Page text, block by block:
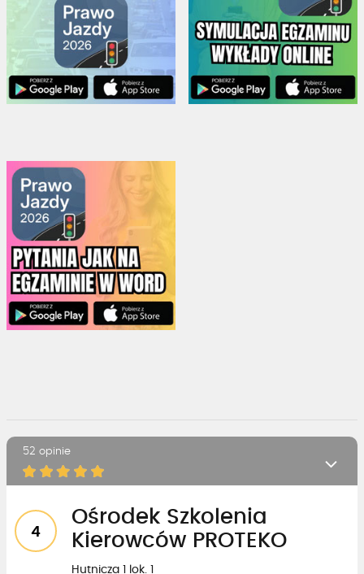
52 opinie
4
Ośrodek Szkolenia
Kierowców PROTEKO
Hutnicza 1 lok. 1